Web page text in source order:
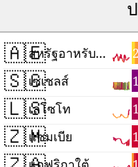
🇦🇪 สหรัฐอาหรับเอมิเรตส์
🇸🇨เซเชลส์
🇱🇸เลโซโท
🇿🇲แซมเบีย